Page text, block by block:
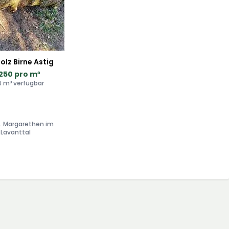
Birne Astig
pro m³
m³ verfügbar
Margarethen im
Lavanttal